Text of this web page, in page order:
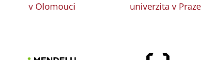
v Olomouci
univerzita v Praze